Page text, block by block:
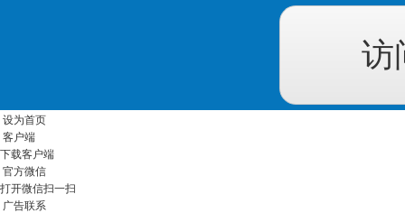
访
设为首页
客户端
下载客户端
官方微信
打开微信扫一扫
广告联系